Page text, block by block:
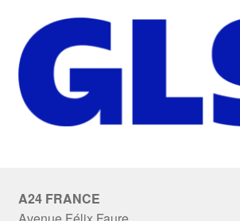
A24 FRANCE